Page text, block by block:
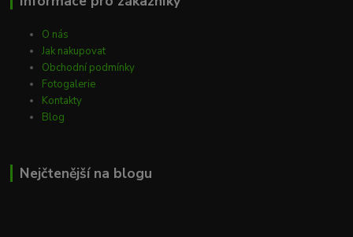
O nás
Jak nakupovat
Obchodní podmínky
Fotogalerie
Kontakty
Blog
Nejčtenější na blogu